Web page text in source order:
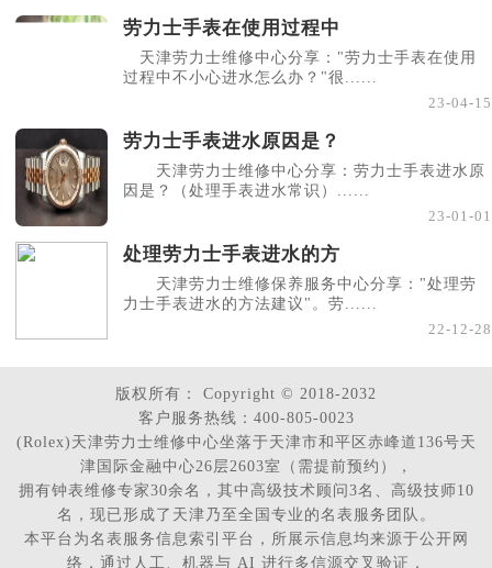
劳力士手表在使用过程中
天津劳力士维修中心分享："劳力士手表在使用
过程中不小心进水怎么办？"很......
23-04-15
劳力士手表进水原因是？
天津劳力士维修中心分享：劳力士手表进水原
因是？（处理手表进水常识）......
23-01-01
处理劳力士手表进水的方
天津劳力士维修保养服务中心分享："处理劳
力士手表进水的方法建议"。劳......
22-12-28
版权所有：
Copyright © 2018-2032
客户服务热线：400-805-0023
(Rolex)天津劳力士维修中心坐落于天津市和平区赤峰道136号天
津国际金融中心26层2603室（需提前预约），
拥有钟表维修专家30余名，其中高级技术顾问3名、高级技师10
名，现已形成了天津乃至全国专业的名表服务团队。
本平台为名表服务信息索引平台，所展示信息均来源于公开网
络，通过人工、机器与 AI 进行多信源交叉验证，